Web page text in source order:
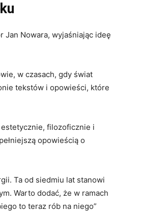
Jan Nowara, wyjaśniając ideę
w czasach, gdy świat
tekstów i opowieści, które
filozoficznie i
opowieścią o
Ta od siedmiu lat stanowi
Warto dodać, że w ramach
to teraz rób na niego”